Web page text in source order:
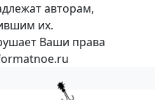
авторам,
их.
Ваши права